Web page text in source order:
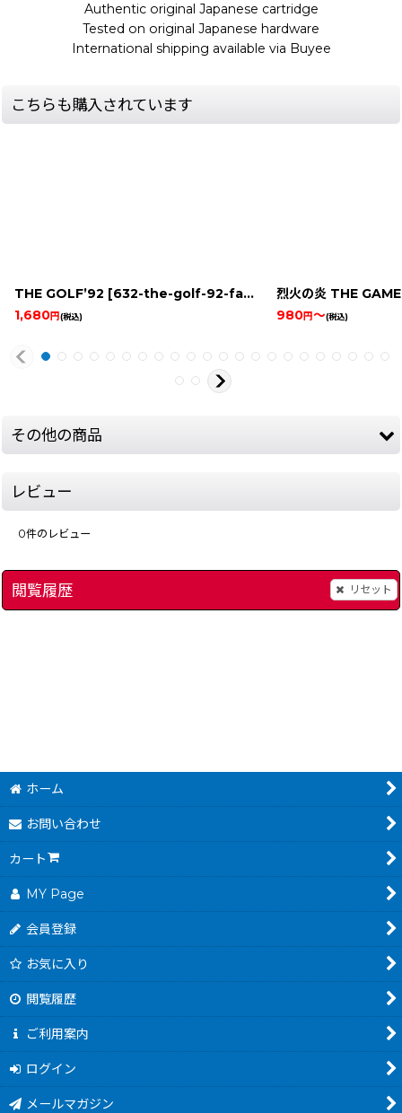
Authentic original Japanese cartridge
Tested on original Japanese hardware
International shipping available via Buyee
こちらも購入されています
THE GOLF’92 [632-the-golf-92-famicom ]
1,680円(税込)
烈火の炎 THE GAME
980円～(税込)
その他の商品
レビュー
0件のレビュー
閲覧履歴 リセット
ホーム
お問い合わせ
カート
MY Page
会員登録
お気に入り
閲覧履歴
ご利用案内
ログイン
メールマガジン